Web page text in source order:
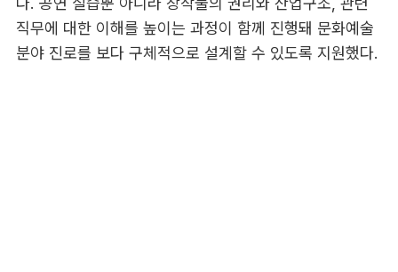
직무에 대한 이해를 높이는 과정이 함께 진행돼 문화예술
분야 진로를 보다 구체적으로 설계할 수 있도록 지원했다.